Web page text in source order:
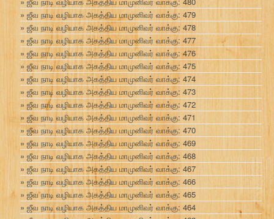
ஜீவ நாடி வழியாக அகத்திய மாமுனிவர் வாக்கு: 479
ஜீவ நாடி வழியாக அகத்திய மாமுனிவர் வாக்கு: 478
ஜீவ நாடி வழியாக அகத்திய மாமுனிவர் வாக்கு: 477
ஜீவ நாடி வழியாக அகத்திய மாமுனிவர் வாக்கு: 476
ஜீவ நாடி வழியாக அகத்திய மாமுனிவர் வாக்கு: 475
ஜீவ நாடி வழியாக அகத்திய மாமுனிவர் வாக்கு: 474
ஜீவ நாடி வழியாக அகத்திய மாமுனிவர் வாக்கு: 473
ஜீவ நாடி வழியாக அகத்திய மாமுனிவர் வாக்கு: 472
ஜீவ நாடி வழியாக அகத்திய மாமுனிவர் வாக்கு: 471
ஜீவ நாடி வழியாக அகத்திய மாமுனிவர் வாக்கு: 470
ஜீவ நாடி வழியாக அகத்திய மாமுனிவர் வாக்கு: 469
ஜீவ நாடி வழியாக அகத்திய மாமுனிவர் வாக்கு: 468
ஜீவ நாடி வழியாக அகத்திய மாமுனிவர் வாக்கு: 467
ஜீவ நாடி வழியாக அகத்திய மாமுனிவர் வாக்கு: 466
ஜீவ நாடி வழியாக அகத்திய மாமுனிவர் வாக்கு: 465
ஜீவ நாடி வழியாக அகத்திய மாமுனிவர் வாக்கு: 464